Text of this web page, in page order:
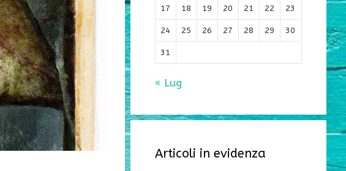
17 18 19 20 21 22 23
24 25 26 27 28 29 30
31
« Lug
Articoli in evidenza